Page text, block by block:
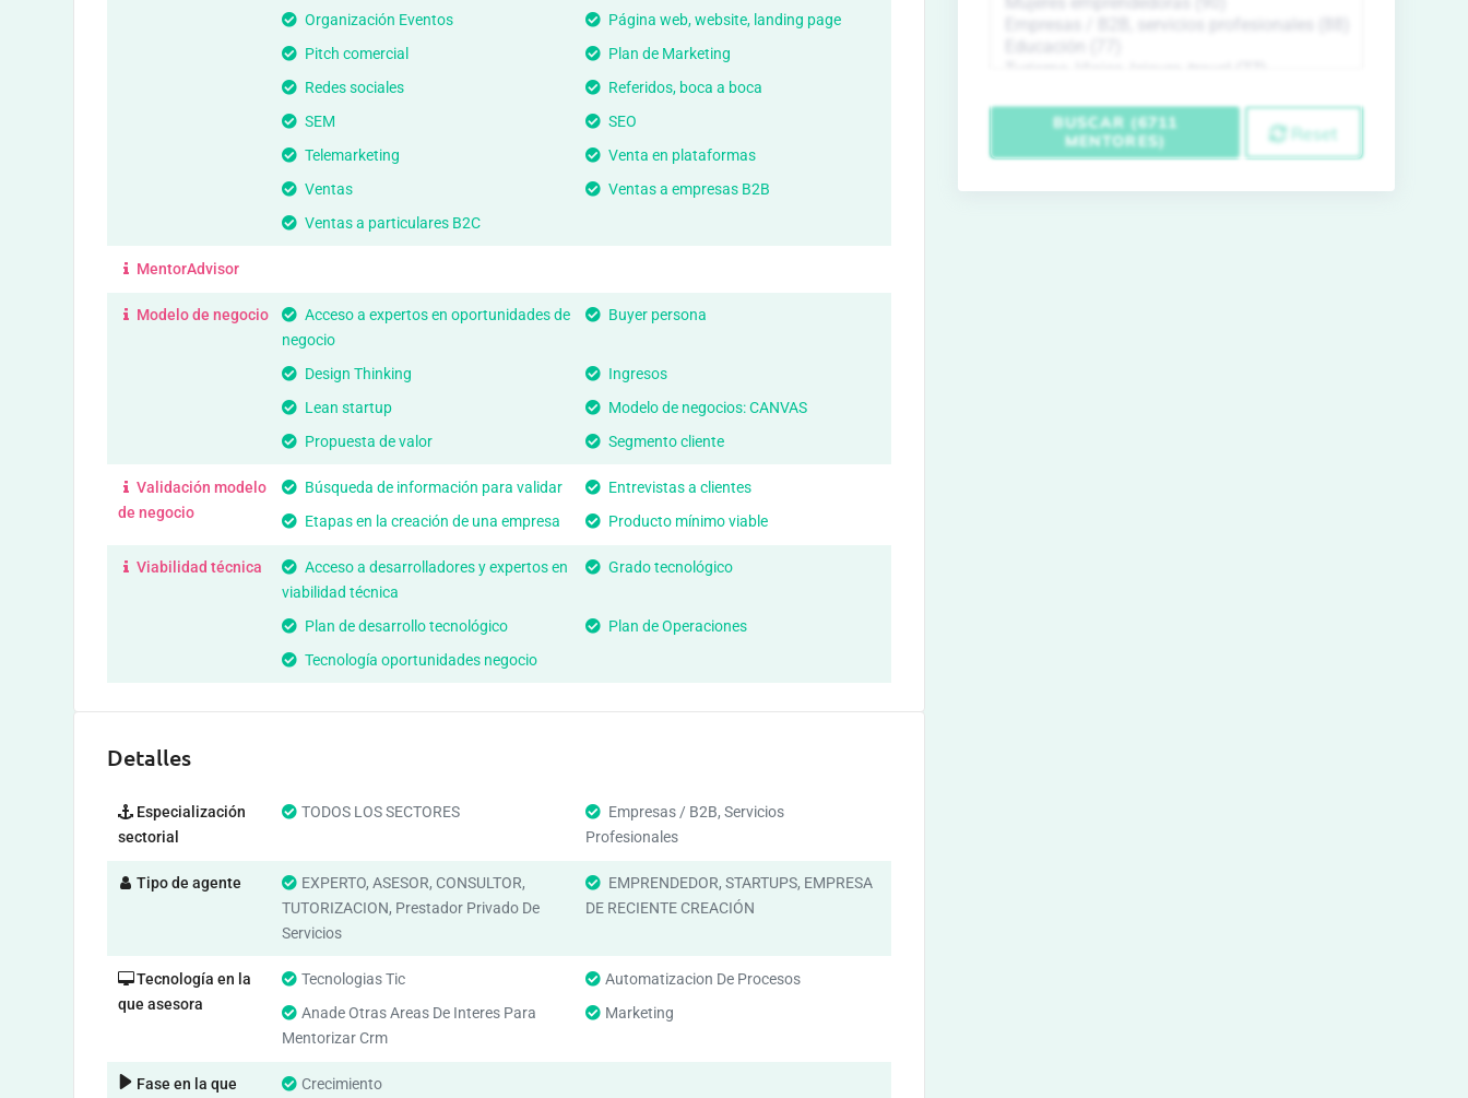
Organización Eventos
Página web, website, landing page
Pitch comercial
Plan de Marketing
Redes sociales
Referidos, boca a boca
SEM
SEO
Telemarketing
Venta en plataformas
Ventas
Ventas a empresas B2B
Ventas a particulares B2C
MentorAdvisor
Modelo de negocio
Acceso a expertos en oportunidades de
negocio
Buyer persona
Design Thinking
Ingresos
Lean startup
Modelo de negocios: CANVAS
Propuesta de valor
Segmento cliente
Validación modelo
de negocio
Búsqueda de información para validar
Entrevistas a clientes
Etapas en la creación de una empresa
Producto mínimo viable
Viabilidad técnica
Acceso a desarrolladores y expertos en
viabilidad técnica
Grado tecnológico
Plan de desarrollo tecnológico
Plan de Operaciones
Tecnología oportunidades negocio
Detalles
Especialización
sectorial
TODOS LOS SECTORES
Empresas / B2B, Servicios
Profesionales
Tipo de agente
EXPERTO, ASESOR, CONSULTOR,
TUTORIZACION, Prestador Privado De
Servicios
EMPRENDEDOR, STARTUPS, EMPRESA
DE RECIENTE CREACIÓN
Tecnología en la
que asesora
Tecnologias Tic
Automatizacion De Procesos
Anade Otras Areas De Interes Para
Mentorizar Crm
Marketing
Fase en la que
Crecimiento
BUSCAR (6711
MENTORES)
Reset